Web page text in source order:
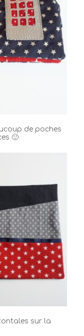
de poches
🙂
sur la